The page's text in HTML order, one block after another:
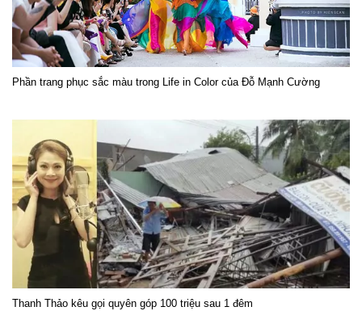
Phần trang phục sắc màu trong Life in Color của Đỗ Mạnh Cường
Thanh Thảo kêu gọi quyên góp 100 triệu sau 1 đêm